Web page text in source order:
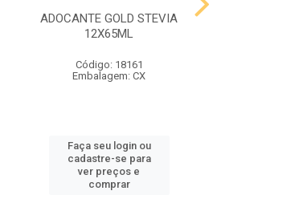
ADOCANTE GOLD STEVIA
12X65ML
Código: 18161
Embalagem: CX
Faça seu login ou
cadastre-se para
ver preços e
comprar